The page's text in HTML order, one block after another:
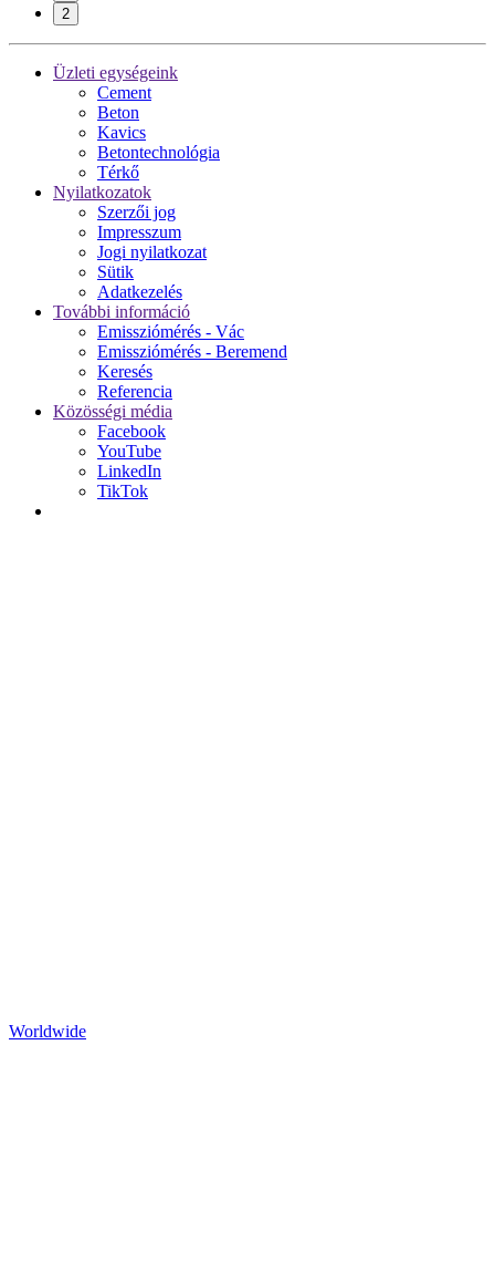
2
Üzleti egységeink
Cement
Beton
Kavics
Betontechnológia
Térkő
Nyilatkozatok
Szerzői jog
Impresszum
Jogi nyilatkozat
Sütik
Adatkezelés
További információ
Emissziómérés - Vác
Emissziómérés - Beremend
Keresés
Referencia
Közösségi média
Facebook
YouTube
LinkedIn
TikTok
Worldwide